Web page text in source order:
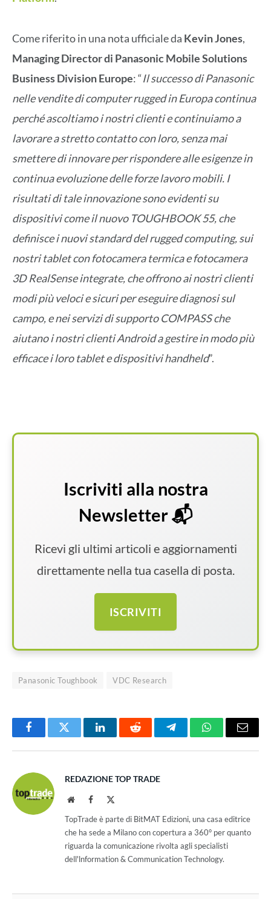
Come riferito in una nota ufficiale da Kevin Jones,
Managing Director di Panasonic Mobile Solutions
Business Division Europe: “Il successo di Panasonic
nelle vendite di computer rugged in Europa continua
perché ascoltiamo i nostri clienti e continuiamo a
lavorare a stretto contatto con loro, senza mai
smettere di innovare per rispondere alle esigenze in
continua evoluzione delle forze lavoro mobili. I
risultati di tale innovazione sono evidenti su
dispositivi come il nuovo TOUGHBOOK 55, che
definisce i nuovi standard del rugged computing, sui
nostri tablet con fotocamera termica e fotocamera
3D RealSense integrate, che offrono ai nostri clienti
modi più veloci e sicuri per eseguire diagnosi sul
campo, e nei servizi di supporto COMPASS che
aiutano i nostri clienti Android a gestire in modo più
efficace i loro tablet e dispositivi handheld”.
Iscriviti alla nostra
Newsletter 📬
Ricevi gli ultimi articoli e aggiornamenti
direttamente nella tua casella di posta.
ISCRIVITI
Panasonic Toughbook VDC Research
FacebookTwitter LinkedInReddit TelegramWhatsAppEmail
REDAZIONE TOP TRADE
WebsiteFacebook
TopTrade è parte di BitMAT Edizioni, una casa editrice
che ha sede a Milano con copertura a 360° per quanto
riguarda la comunicazione rivolta agli specialisti
dell'lnformation & Communication Technology.